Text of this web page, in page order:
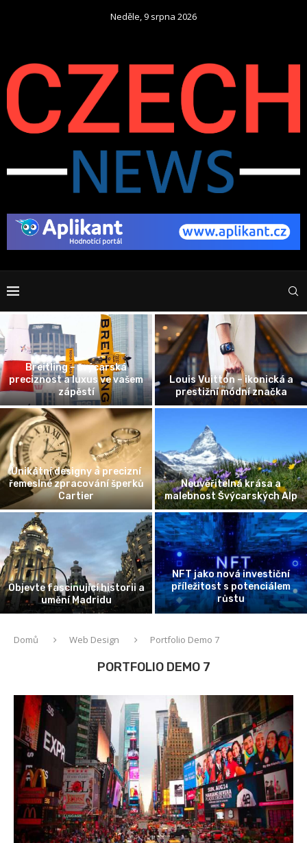
Neděle, 9 srpna 2026
Breitling – švýcarská
preciznost a luxus ve vašem
zápěstí
Louis Vuitton – ikonická a
prestižní módní značka
Unikátní designy a precizní
řemeslné zpracování šperků
Cartier
Neuvěřitelná krása a
malebnost Švýcarských Alp
Objevte fascinující historii a
umění Madridu
NFT jako nová investiční
příležitost s potenciálem
růstu
Domů Web Design Portfolio Demo 7
PORTFOLIO DEMO 7